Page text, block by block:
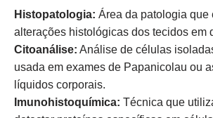
Histopatologia: Área da patologia que
alterações histológicas dos tecidos em
Citoanálise: Análise de células
usada em exames de Papanicolau ou
líquidos corporais.
Imunohistoquímica: Técnica que